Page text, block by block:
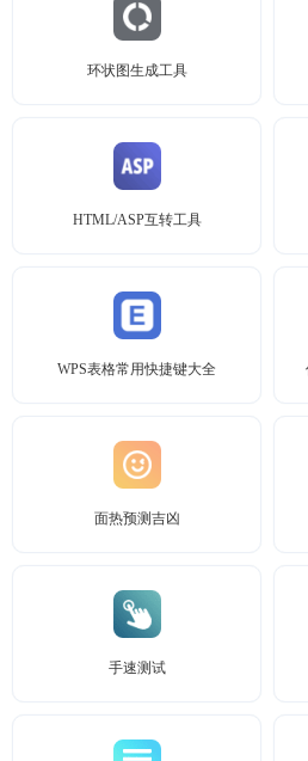
环状图生成工具
HTML/ASP互转工具
WPS表格常用快捷键大全
面热预测吉凶
手速测试